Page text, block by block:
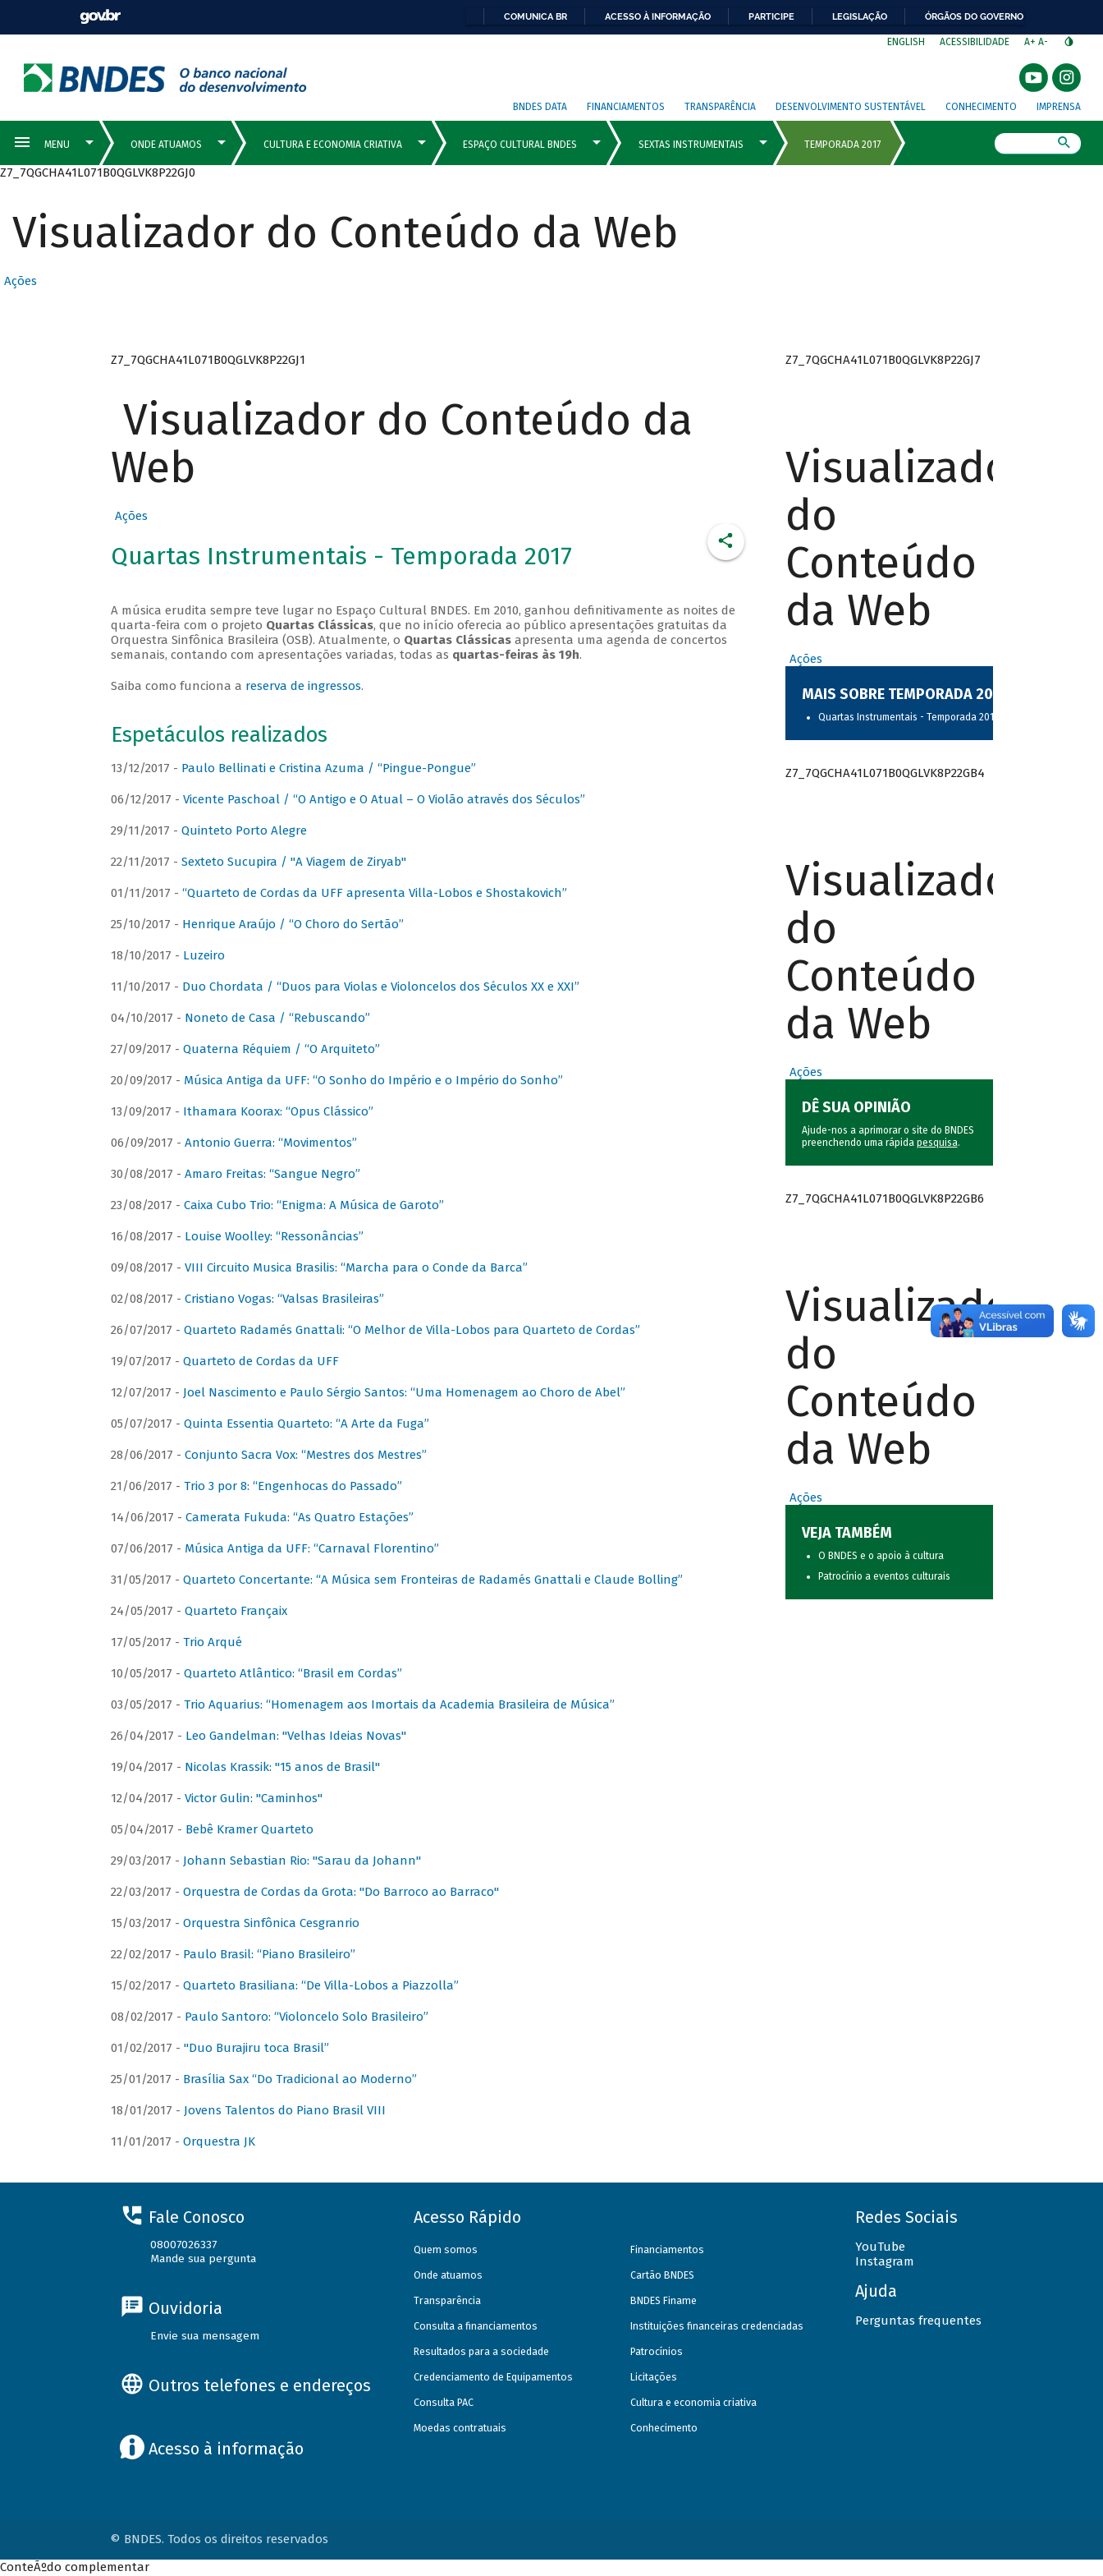
COMUNICA BR ACESSO À INFORMAÇÃO PARTICIPE LEGISLAÇÃO ÓRGÃOS DO GOVERNO
ENGLISH ACESSIBILIDADE A+ A-
BNDES DATA FINANCIAMENTOS TRANSPARÊNCIA DESENVOLVIMENTO SUSTENTÁVEL CONHECIMENTO IMPRENSA
Z7_7QGCHA41L071B0QGLVK8P22GJ0
Visualizador do Conteúdo da Web
Ações
Z7_7QGCHA41L071B0QGLVK8P22GJ1
Visualizador do Conteúdo da
Web
Ações
Quartas Instrumentais - Temporada 2017
A música erudita sempre teve lugar no Espaço Cultural BNDES. Em 2010, ganhou definitivamente as noites de
quarta-feira com o projeto Quartas Clássicas, que no início oferecia ao público apresentações gratuitas da
Orquestra Sinfônica Brasileira (OSB). Atualmente, o Quartas Clássicasapresenta uma agenda de concertos
semanais, contando com apresentações variadas, todas as quartas-feiras às 19h.
Saiba como funciona a reserva de ingressos.
Espetáculos realizados
13/12/2017 - Paulo Bellinati e Cristina Azuma / “Pingue-Pongue”
06/12/2017 - Vicente Paschoal / “O Antigo e O Atual – O Violão através dos Séculos”
29/11/2017 - Quinteto Porto Alegre
22/11/2017 - Sexteto Sucupira / "A Viagem de Ziryab"
01/11/2017 - “Quarteto de Cordas da UFF apresenta Villa-Lobos e Shostakovich”
25/10/2017 - Henrique Araújo / “O Choro do Sertão”
18/10/2017 - Luzeiro
11/10/2017 - Duo Chordata / “Duos para Violas e Violoncelos dos Séculos XX e XXI”
04/10/2017 - Noneto de Casa / “Rebuscando”
27/09/2017 - Quaterna Réquiem / “O Arquiteto”
20/09/2017 - Música Antiga da UFF: “O Sonho do Império e o Império do Sonho”
13/09/2017 - Ithamara Koorax: “Opus Clássico”
06/09/2017 - Antonio Guerra: “Movimentos”
30/08/2017 - Amaro Freitas: “Sangue Negro”
23/08/2017 - Caixa Cubo Trio: “Enigma: A Música de Garoto”
16/08/2017 - Louise Woolley: “Ressonâncias”
09/08/2017 - VIII Circuito Musica Brasilis: “Marcha para o Conde da Barca”
02/08/2017 - Cristiano Vogas: “Valsas Brasileiras”
26/07/2017 - Quarteto Radamés Gnattali: “O Melhor de Villa-Lobos para Quarteto de Cordas”
19/07/2017 - Quarteto de Cordas da UFF
12/07/2017 - Joel Nascimento e Paulo Sérgio Santos: “Uma Homenagem ao Choro de Abel”
05/07/2017 - Quinta Essentia Quarteto: “A Arte da Fuga”
28/06/2017 - Conjunto Sacra Vox: “Mestres dos Mestres”
21/06/2017 - Trio 3 por 8: “Engenhocas do Passado”
14/06/2017 - Camerata Fukuda: “As Quatro Estações”
07/06/2017 - Música Antiga da UFF: “Carnaval Florentino”
31/05/2017 - Quarteto Concertante: “A Música sem Fronteiras de Radamés Gnattali e Claude Bolling”
24/05/2017 - Quarteto Françaix
17/05/2017 - Trio Arqué
10/05/2017 - Quarteto Atlântico: “Brasil em Cordas”
03/05/2017 - Trio Aquarius: “Homenagem aos Imortais da Academia Brasileira de Música”
26/04/2017 - Leo Gandelman: "Velhas Ideias Novas"
19/04/2017 - Nicolas Krassik: "15 anos de Brasil"
12/04/2017 - Victor Gulin: "Caminhos"
05/04/2017 - Bebê Kramer Quarteto
29/03/2017 - Johann Sebastian Rio: "Sarau da Johann"
22/03/2017 - Orquestra de Cordas da Grota: "Do Barroco ao Barraco"
15/03/2017 - Orquestra Sinfônica Cesgranrio
22/02/2017 - Paulo Brasil: “Piano Brasileiro”
15/02/2017 - Quarteto Brasiliana: “De Villa-Lobos a Piazzolla”
08/02/2017 - Paulo Santoro: “Violoncelo Solo Brasileiro”
01/02/2017 - "Duo Burajiru toca Brasil”
25/01/2017 - Brasília Sax “Do Tradicional ao Moderno”
18/01/2017 - Jovens Talentos do Piano Brasil VIII
11/01/2017 - Orquestra JK
Z7_7QGCHA41L071B0QGLVK8P22GJ7
Visualizador
do
Conteúdo
da Web
Ações
MAIS SOBRE TEMPORADA 2017
Quartas Instrumentais - Temporada 2017
Z7_7QGCHA41L071B0QGLVK8P22GB4
Visualizador
do
Conteúdo
da Web
Ações
DÊ SUA OPINIÃO
Ajude-nos a aprimorar o site do BNDES
preenchendo uma rápida pesquisa.
Z7_7QGCHA41L071B0QGLVK8P22GB6
Visualizador
do
Conteúdo
da Web
Ações
VEJA TAMBÉM
O BNDES e o apoio à cultura
Patrocínio a eventos culturais
Fale Conosco
08007026337
Mande sua pergunta
Ouvidoria
Envie sua mensagem
Outros telefones e endereços
Acesso à informação
Acesso Rápido
Quem somos
Onde atuamos
Transparência
Consulta a financiamentos
Resultados para a sociedade
Credenciamento de Equipamentos
Consulta PAC
Moedas contratuais
Financiamentos
Cartão BNDES
BNDES Finame
Instituições financeiras credenciadas
Patrocínios
Licitações
Cultura e economia criativa
Conhecimento
Redes Sociais
YouTube
Instagram
Ajuda
Perguntas frequentes
© BNDES. Todos os direitos reservados
ConteÃºdo complementar